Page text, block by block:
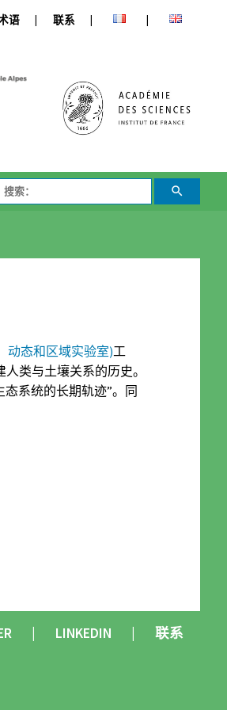
语 联系
动态和区域实验室)工
类与土壤关系的历史。
态系统的长期轨迹”。同
LINKEDIN 联系